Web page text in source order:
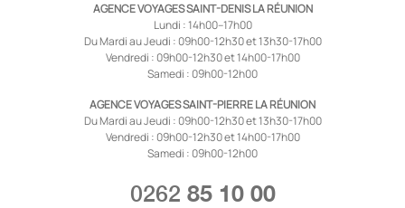
AGENCE VOYAGES SAINT-DENIS LA RÉUNION
Lundi : 14h00–17h00
Du Mardi au Jeudi : 09h00-12h30 et 13h30-17h00
Vendredi : 09h00-12h30 et 14h00-17h00
Samedi : 09h00-12h00
AGENCE VOYAGES SAINT-PIERRE LA RÉUNION
Du Mardi au Jeudi : 09h00-12h30 et 13h30-17h00
Vendredi : 09h00-12h30 et 14h00-17h00
Samedi : 09h00-12h00
0262 85 10 00